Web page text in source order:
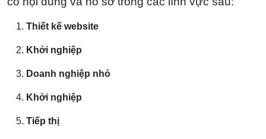
Thiết kế website
Khởi nghiệp
Doanh nghiệp nhỏ
Khởi nghiệp
Tiếp thị